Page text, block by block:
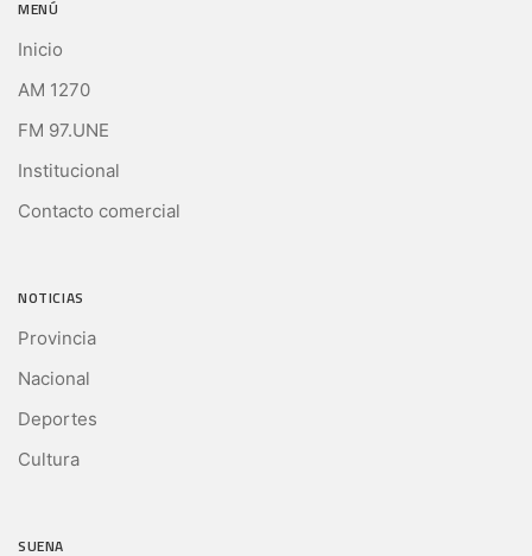
MENÚ
Inicio
AM 1270
FM 97.UNE
Institucional
Contacto comercial
NOTICIAS
Provincia
Nacional
Deportes
Cultura
SUENA